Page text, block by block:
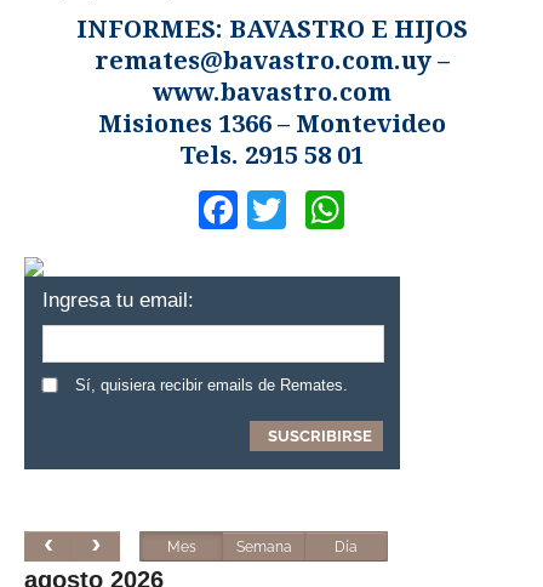
INFORMES: BAVASTRO E HIJOS
remates@bavastro.com.uy–
www.bavastro.com
Misiones 1366 – Montevideo
Tels. 2915 58 01
Facebook
Twitter
Ingresa tu email:
Sí, quisiera recibir emails de Remates.
Mes Semana Día
agosto 2026